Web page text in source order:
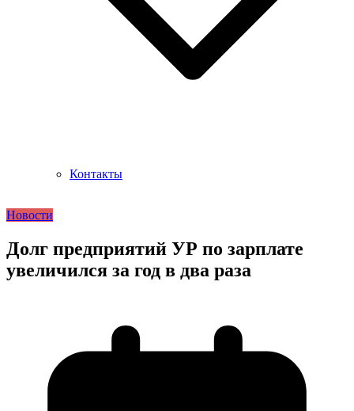
Контакты
Новости
Долг предприятий УР по зарплате
увеличился за год в два раза